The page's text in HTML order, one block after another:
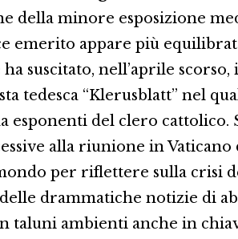
della minore esposizione
emerito appare più
suscitato, nell’aprile scorso,
tedesca “Klerusblatt” nel
esponenti del clero cattolico.
alla riunione in
per riflettere sulla crisi
drammatiche notizie di
taluni ambienti anche in